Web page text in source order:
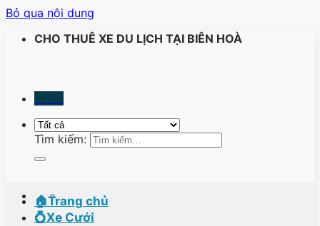
Bỏ qua nội dung
CHO THUÊ XE DU LỊCH TẠI BIÊN HOÀ
Tìm kiếm:
🏠Trang chủ
💍Xe Cưới